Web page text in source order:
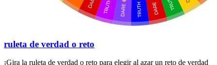
ruleta de verdad o reto
¡Gira la ruleta de verdad o reto para elegir al azar un reto de verdad